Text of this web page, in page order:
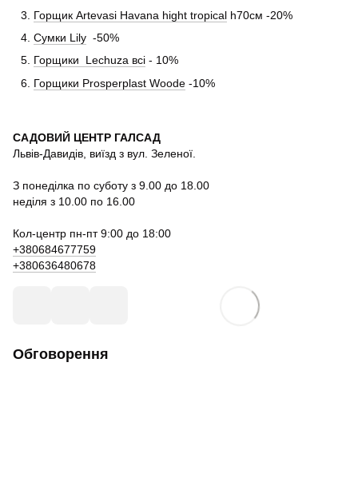
Горщик Artevasi Havana hight tropiсal h70см -20%
Сумки Lily -50%
Горщики Lechuza всі - 10%
Горщики Prosperplast Woode -10%
САДОВИЙ ЦЕНТР ГАЛСАД
Львів-Давидів, виїзд з вул. Зеленої.
З понеділка по суботу з 9.00 до 18.00
неділя з 10.00 по 16.00
Кол-центр пн-пт 9:00 до 18:00
+380684677759
+380636480678
Обговорення